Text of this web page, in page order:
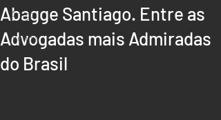
Artigo
Notícia
Abagge Santiago. Entre as
Advogadas mais Admiradas
do Brasil